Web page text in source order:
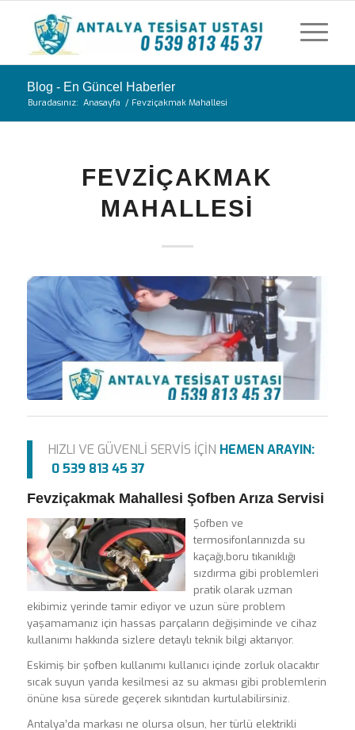
Blog - En Güncel Haberler
Buradasınız: Anasayfa / Fevziçakmak Mahallesi
FEVZIÇAKMAK
MAHALLESI
HIZLI VE GÜVENLİ SERVİS İÇİN HEMEN ARAYIN:
0 539 813 45 37
Fevziçakmak Mahallesi Şofben Arıza Servisi
Şofben ve
termosifonlarınızda su
kaçağı,boru tıkanıklığı
sızdırma gibi problemleri
pratik olarak uzman
ekibimiz yerinde tamir ediyor ve uzun süre problem
yaşamamanız için hassas parçaların değişiminde ve cihaz
kullanımı hakkında sizlere detaylı teknik bilgi aktarıyor.
Eskimiş bir şofben kullanımı kullanıcı içinde zorluk olacaktır
sıcak suyun yarıda kesilmesi az su akması gibi problemlerin
önüne kısa sürede geçerek sıkıntıdan kurtulabilirsiniz.
Antalya’da markası ne olursa olsun, her türlü elektrikli